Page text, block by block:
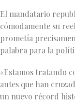
El mandatario
cómodamente su
prometía
palabra para la
«Estamos tratando
antes que han
un nuevo récord